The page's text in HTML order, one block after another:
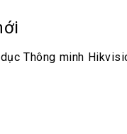
Thông minh